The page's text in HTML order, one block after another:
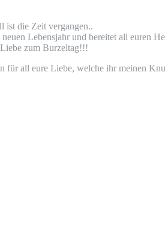
ist die Zeit vergangen..
Lebensjahr und bereitet all euren
zum Burzeltag!!!
für all eure Liebe, welche ihr meinen